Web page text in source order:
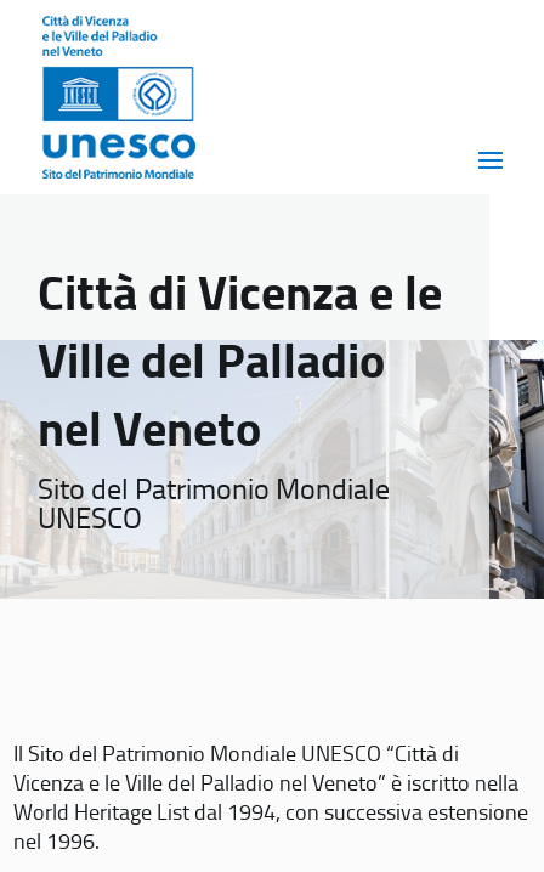
Città di Vicenza e le
Ville del Palladio
nel Veneto
Sito del Patrimonio Mondiale
UNESCO
Il Sito del Patrimonio Mondiale UNESCO “Città di
Vicenza e le Ville del Palladio nel Veneto” è iscritto nella
World Heritage List dal 1994, con successiva estensione
nel 1996.